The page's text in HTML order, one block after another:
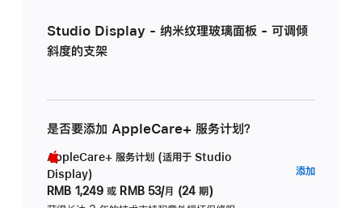
Studio Display - 纳米纹理玻璃面板 - 可调倾
斜度的支架
是否要添加 AppleCare+ 服务计划？
AppleCare+ 服务计划 (适用于 Studio
Display)
RMB 1,249 或 RMB 53/月 (24 期)
添加